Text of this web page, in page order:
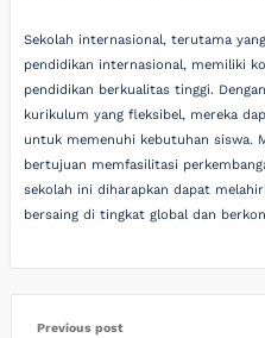
Sekolah internasional, terutama
pendidikan internasional, memiliki
pendidikan berkualitas tinggi.
kurikulum yang fleksibel, mereka
untuk memenuhi kebutuhan siswa.
bertujuan memfasilitasi
sekolah ini diharapkan dapat
bersaing di tingkat global dan
Previous post